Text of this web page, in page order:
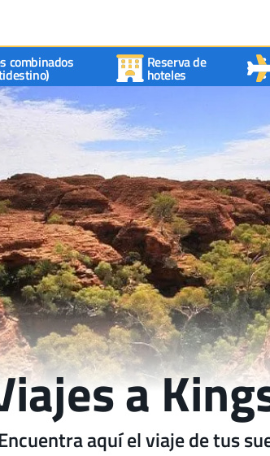
combinados Reserva de
hoteles
a
aquí el viaje de tus